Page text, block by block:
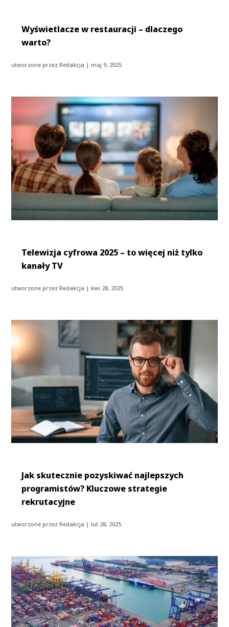
Wyświetlacze w restauracji – dlaczego
warto?
utworzone przezRedakcja |maj 9, 2025
Telewizja cyfrowa 2025 – to więcej niż tylko
kanały TV
utworzone przezRedakcja |kwi 28, 2025
Jak skutecznie pozyskiwać najlepszych
programistów? Kluczowe strategie
rekrutacyjne
utworzone przezRedakcja |lut 28, 2025